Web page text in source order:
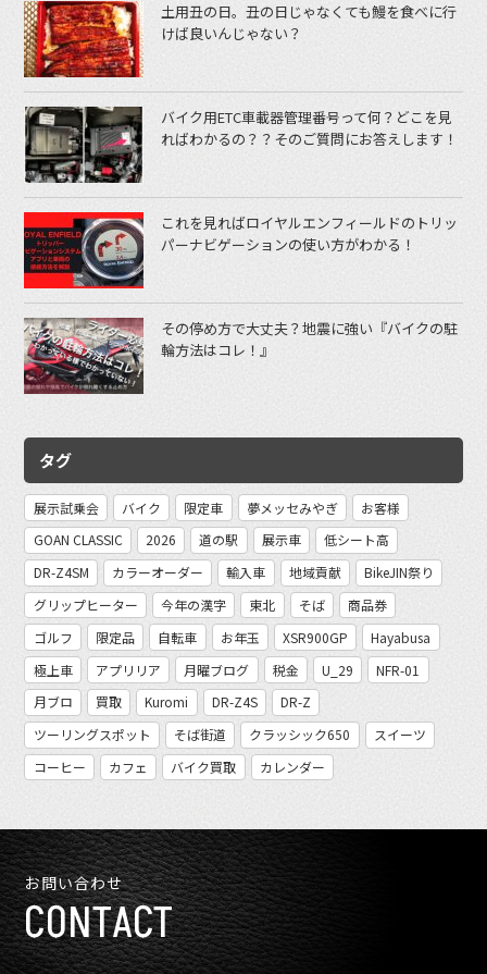
土用丑の日。丑の日じゃなくても鰻を食べに行
けば良いんじゃない？
バイク用ETC車載器管理番号って何？どこを見
ればわかるの？？そのご質問にお答えします！
これを見ればロイヤルエンフィールドのトリッ
パーナビゲーションの使い方がわかる！
その停め方で大丈夫？地震に強い『バイクの駐
輪方法はコレ！』
タグ
展示試乗会 バイク 限定車 夢メッセみやぎ
お客様
GOAN CLASSIC
2026 道の駅 展示車
低シート高
DR-Z4SM
カラーオーダー 輸入車 地域貢献
BikeJIN祭り
グリップヒーター
今年の漢字 東北 そば
商品券
ゴルフ
限定品 自転車 お年玉 XSR900GP
Hayabusa
極上車
アプリリア 月曜ブログ 税金 U_29
NFR-01
月ブロ
買取 Kuromi DR-Z4S
DR-Z
ツーリングスポット
そば街道 クラッシック650
スイーツ
コーヒー
カフェ バイク買取 カレンダー
お問い合わせ
CONTACT